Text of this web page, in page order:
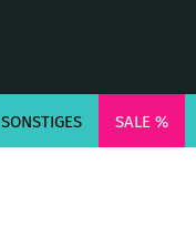
SONSTIGES SALE %